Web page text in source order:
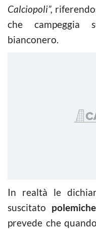
Calciopoli”,
che campeggia
bianconero.
In realtà le
suscitato
prevede che